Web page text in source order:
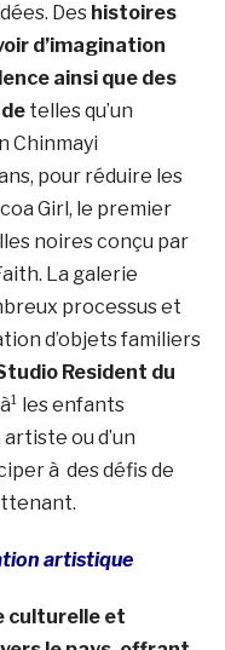
Des histoires
d’imagination
ainsi que des
telles qu’un
Chinmayi
pour réduire les
Girl, le premier
noires conçu par
La galerie
processus et
d’objets familiers
Resident du
les enfants
ou d’un
à des défis de
artistique
culturelle et